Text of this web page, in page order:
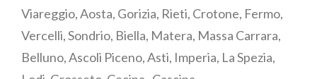
Viareggio, Aosta, Gorizia, Rieti, Crotone, Fermo,
Vercelli, Sondrio, Biella, Matera, Massa Carrara,
Belluno, Ascoli Piceno, Asti, Imperia, La Spezia,